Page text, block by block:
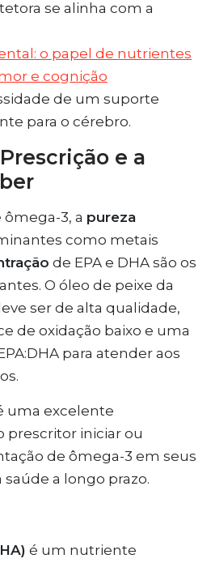
se alinha com a
o papel de nutrientes
e cognição
de um suporte
para o cérebro.
e a
ômega-3, a pureza
como metais
de EPA e DHA são os
O óleo de peixe da
ser de alta qualidade,
de oxidação baixo e uma
para atender aos
uma excelente
prescritor iniciar ou
de ômega-3 em seus
a longo prazo.
é um nutriente